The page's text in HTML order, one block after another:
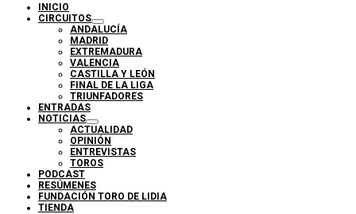
INICIO
CIRCUITOS
ANDALUCÍA
MADRID
EXTREMADURA
VALENCIA
CASTILLA Y LEÓN
FINAL DE LA LIGA
TRIUNFADORES
ENTRADAS
NOTICIAS
ACTUALIDAD
OPINIÓN
ENTREVISTAS
TOROS
PODCAST
RESÚMENES
FUNDACIÓN TORO DE LIDIA
TIENDA